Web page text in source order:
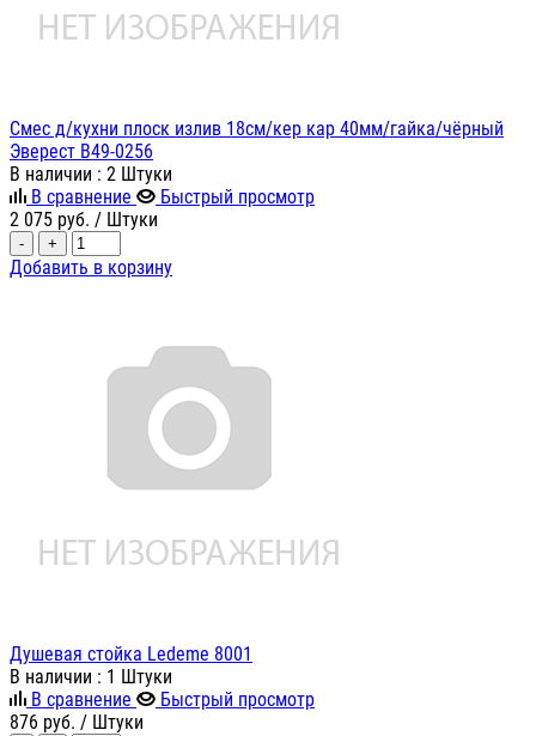
Смес д/кухни плоск излив 18см/кер кар 40мм/гайка/чёрный
Эверест B49-0256
В наличии : 2 Штуки
В сравнение
Быстрый просмотр
2 075 руб. / Штуки
- +
Добавить в корзину
Душевая стойка Ledeme 8001
В наличии : 1 Штуки
В сравнение
Быстрый просмотр
876 руб. / Штуки